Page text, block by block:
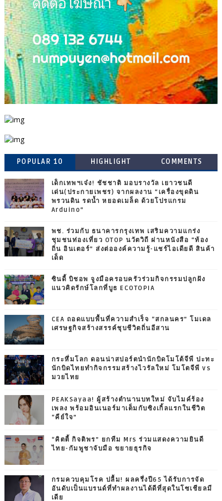
POPULAR 10 HIGHLIGHT COMMENTS
เด็กเทพฯเจ๋ง! ชัชชาติ มอบรางวัล เยาวชนดี
เด่น(ประกายเพชร) จากผลงาน “เครื่องขุดดิน
พรวนดิน รดน้ำ หยอดเมล็ด ด้วยโปรแกรม
Arduino”
พช. ร่วมกับ ธนาคารกรุงเทพ เสริมความแกร่ง
ชุมชนท่องเที่ยว OTOP นวัตวิถี ผ่านหนังสือ “ท้อง
ถิ่น อินเตอร์” ส่งต่อองค์ความรู้-แชร์ไอเดียดี สินค้า
เด็ด
ซินดี้ บิชอพ จูงมือครอบครัวร่วมกิจกรรมปลูกฝัง
แนวคิดรักษ์โลกที่บูธ ECOTOPIA
CEA ถอดแบบพื้นที่ความสำเร็จ “สกลนคร” โมเดล
เศรษฐกิจสร้างสรรค์ชุบชีวิตถิ่นอีสาน
กระหึ่มโลก ดอนน่าสปอร์ตนำนักบิดโมโต้จีพี ปะทะ
นักบิดไทยทำกิจกรรมสร้างไวรัลใหม่ โมโตจีพี vs
มวยไทย
PEAKSayaa! ผู้สร้างตำนานบทใหม่ จับไมค์ร้อง
เพลง พร้อมอินเนอร์มาเต็มกับซิงเกิ้ลแรกในชีวิต
“คีย์ใจ”
“คิตตี้ กิจติพร” ยกทีม Mrs ร่วมแสดงความยินดี
ไทย-กัมพูชาจับมือ ขยายธุรกิจ
กรมควบคุมโรค ปลื้ม! ผลครึ่งปี65 ได้รับการจัด
อันดับเป็นแบรนด์ที่ทำผลงานได้ดีที่สุดในโซเชียลมี
เดีย